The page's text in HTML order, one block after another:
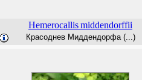
Hemerocallismiddendorffii
Красоднев Миддендорфа (...)